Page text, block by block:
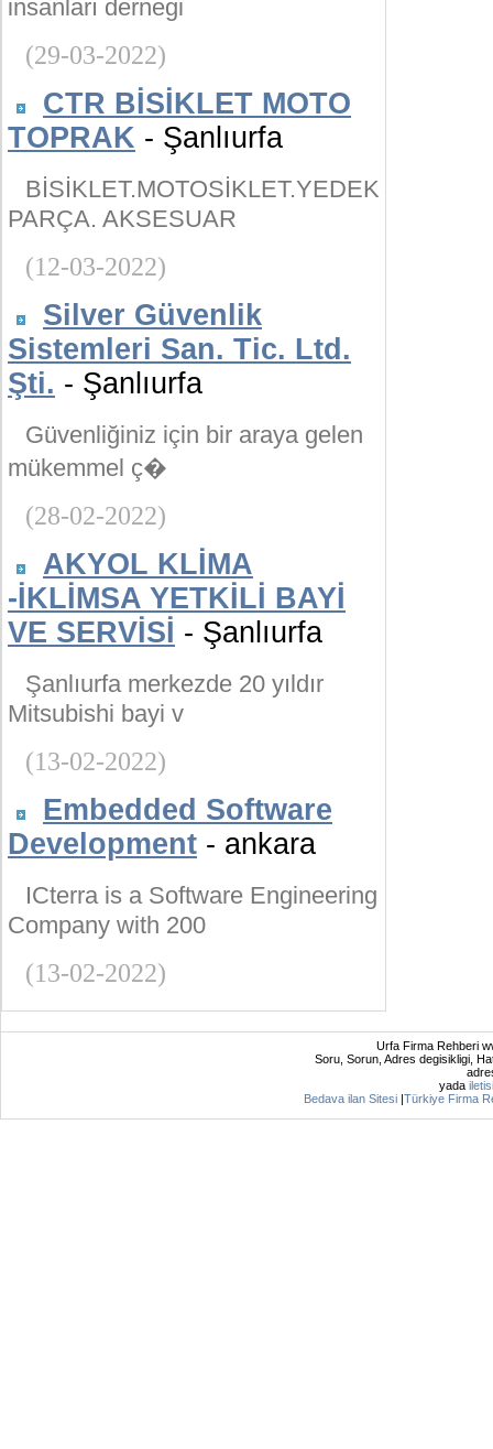
insanları dernegi
(29-03-2022)
CTR BİSİKLET MOTO
TOPRAK - Şanlıurfa
BİSİKLET.MOTOSİKLET.YEDEK
PARÇA. AKSESUAR
(12-03-2022)
Silver Güvenlik
Sistemleri San. Tic. Ltd.
Şti. - Şanlıurfa
Güvenliğiniz için bir araya gelen
mükemmel ç�
(28-02-2022)
AKYOL KLİMA
-İKLİMSA YETKİLİ BAYİ
VE SERVİSİ - Şanlıurfa
Şanlıurfa merkezde 20 yıldır
Mitsubishi bayi v
(13-02-2022)
Embedded Software
Development - ankara
ICterra is a Software Engineering
Company with 200
(13-02-2022)
Urfa Firma Rehberi
Soru, Sorun, Adres degisikligi,
yada
Bedava ilan Sitesi |Türkiye Firma